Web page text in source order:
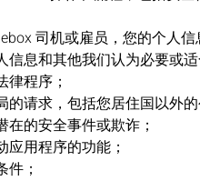
司机或雇员，您的个人信
信息和其他我们认为必要或
程序；
的请求，包括您居住国以外
的安全事件或欺诈；
用程序的功能；
；